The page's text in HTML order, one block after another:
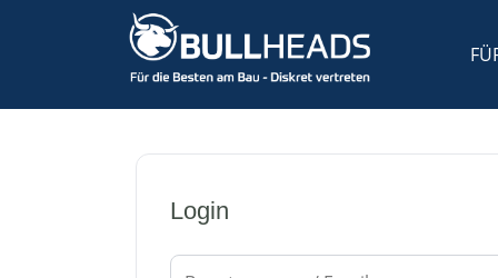
Login